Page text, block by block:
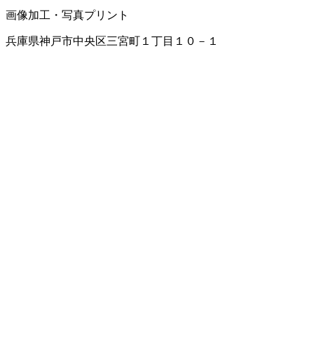
画像加工・写真プリント
兵庫県神戸市中央区三宮町１丁目１０－１